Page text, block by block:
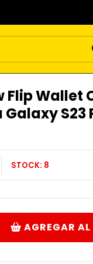
Flip Wallet
S23
STOCK: 8
AGREGAR